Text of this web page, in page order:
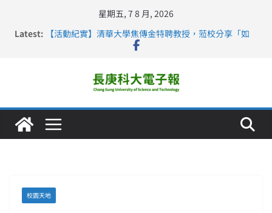
星期五, 7 8 月, 2026
Latest:
【活動紀實】清華大學焦傳金特聘教授，蒞校分享「如
長庚科大連四年穩居《遠見》醫學大學第5名 辦學實力再
深化永續醫療 長庚科大攜菲、印頂尖大學跨國合作
長庚科大護理系勇奪2026羅馬尼亞歐洲盃國際發明展雙
金牌暨雙特別獎 AI智慧照護與護理教育創新獲國際肯定
校園天地